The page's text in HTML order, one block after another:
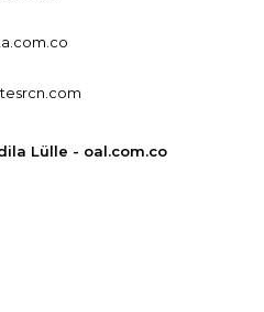
Lülle - oal.com.co